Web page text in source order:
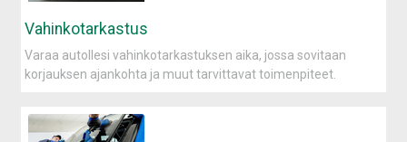
Vahinkotarkastus
Varaa autollesi vahinkotarkastuksen aika, jossa sovitaan
korjauksen ajankohta ja muut tarvittavat toimenpiteet.